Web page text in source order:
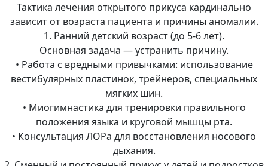
Тактика лечения открытого прикуса кардинально
зависит от возраста пациента и причины аномалии.
1. Ранний детский возраст (до 5-6 лет).
Основная задача — устранить причину.
• Работа с вредными привычками: использование
вестибулярных пластинок, трейнеров, специальных
мягких шин.
• Миогимнастика для тренировки правильного
положения языка и круговой мышцы рта.
• Консультация ЛОРа для восстановления носового
дыхания.